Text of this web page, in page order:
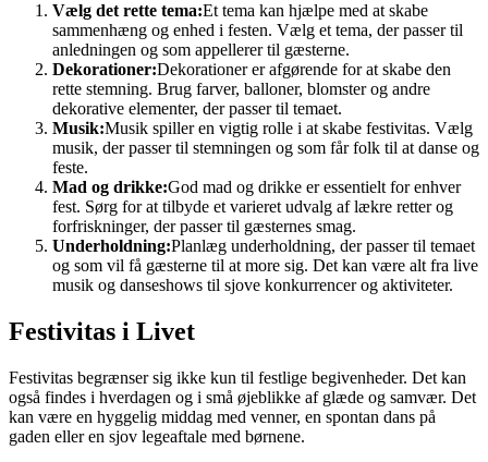
Vælg det rette tema:Et tema kan hjælpe med at skabe
sammenhæng og enhed i festen. Vælg et tema, der passer til
anledningen og som appellerer til gæsterne.
Dekorationer:Dekorationer er afgørende for at skabe den
rette stemning. Brug farver, balloner, blomster og andre
dekorative elementer, der passer til temaet.
Musik:Musik spiller en vigtig rolle i at skabe festivitas. Vælg
musik, der passer til stemningen og som får folk til at danse og
feste.
Mad og drikke:God mad og drikke er essentielt for enhver
fest. Sørg for at tilbyde et varieret udvalg af lækre retter og
forfriskninger, der passer til gæsternes smag.
Underholdning:Planlæg underholdning, der passer til temaet
og som vil få gæsterne til at more sig. Det kan være alt fra live
musik og danseshows til sjove konkurrencer og aktiviteter.
Festivitas i Livet
Festivitas begrænser sig ikke kun til festlige begivenheder. Det kan
også findes i hverdagen og i små øjeblikke af glæde og samvær. Det
kan være en hyggelig middag med venner, en spontan dans på
gaden eller en sjov legeaftale med børnene.